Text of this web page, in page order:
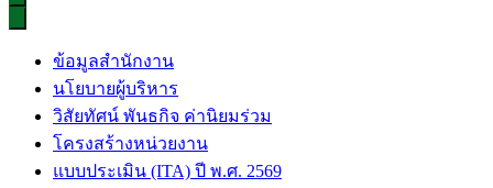
ข้อมูลสำนักงาน
นโยบายผู้บริหาร
วิสัยทัศน์ พันธกิจ ค่านิยมร่วม
โครงสร้างหน่วยงาน
แบบประเมิน (ITA) ปี พ.ศ. 2569